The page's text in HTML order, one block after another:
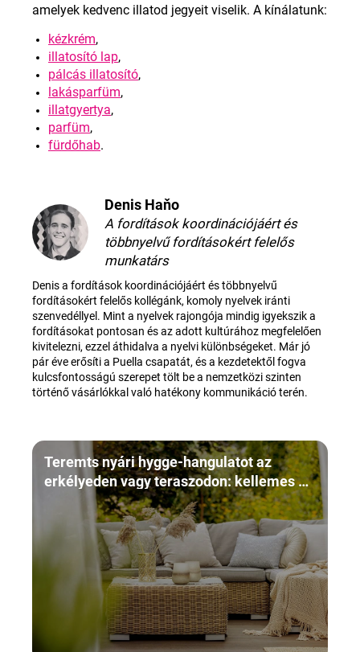
amelyek kedvenc illatod jegyeit viselik. A kínálatunk:
kézkrém,
illatosító lap,
pálcás illatosító,
lakásparfüm,
illatgyertya,
parfüm,
fürdőhab.
Denis Haňo
A fordítások koordinációjáért és
többnyelvű fordításokért felelős
munkatárs
Denis a fordítások koordinációjáért és többnyelvű
fordításokért felelős kollégánk, komoly nyelvek iránti
szenvedéllyel. Mint a nyelvek rajongója mindig igyekszik a
fordításokat pontosan és az adott kultúrához megfelelően
kivitelezni, ezzel áthidalva a nyelvi különbségeket. Már jó
pár éve erősíti a Puella csapatát, és a kezdetektől fogva
kulcsfontosságú szerepet tölt be a nemzetközi szinten
történő vásárlókkal való hatékony kommunikáció terén.
Teremts nyári hygge-hangulatot az
erkélyeden vagy teraszodon: kellemes és
pihentető pillanatok az otthon
kényelmében